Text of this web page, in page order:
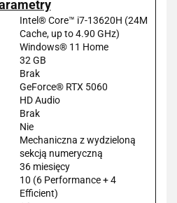
Intel® Core™ i7-13620H (24M
Cache, up to 4.90 GHz)
Windows® 11 Home
32 GB
Brak
GeForce® RTX 5060
HD Audio
Brak
Nie
Mechaniczna z wydzieloną
sekcją numeryczną
36 miesięcy
10 (6 Performance + 4
Efficient)